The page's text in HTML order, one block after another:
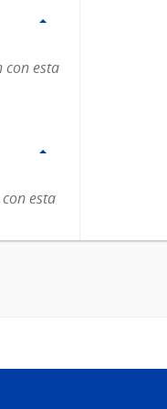
con esta
esta